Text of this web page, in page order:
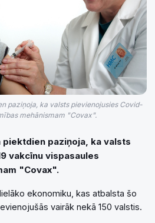
paziņoja, ka valsts pievienojusies Covid-
mehānismam "Covax".
paziņoja, ka valsts
vakcīnu vispasaules
"Covax".
ekonomiku, kas atbalsta šo
vairāk nekā 150 valstis.